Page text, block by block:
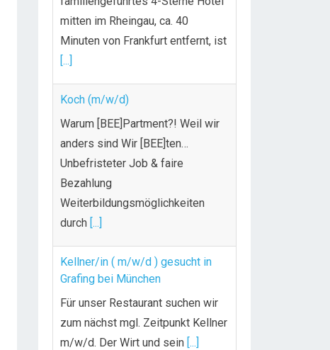
mitten im Rheingau, ca. 40
Minuten von Frankfurt entfernt, ist
[...]
Koch (m/w/d)
Warum [BEE]Partment?! Weil wir
anders sind Wir [BEE]ten…
Unbefristeter Job & faire
Bezahlung
Weiterbildungsmöglichkeiten
durch [...]
Kellner/in ( m/w/d ) gesucht in
Grafing bei München
Für unser Restaurant suchen wir
zum nächst mgl. Zeitpunkt Kellner
m/w/d. Der Wirt und sein [...]